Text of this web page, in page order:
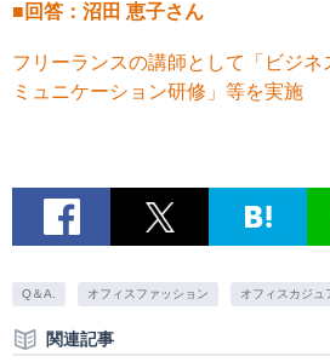
■回答：沼田 恵子さん
フリーランスの講師として「ビジネ
ミュニケーション研修」等を実施
Q＆A. オフィスファッション オフィスカジュ
関連記事